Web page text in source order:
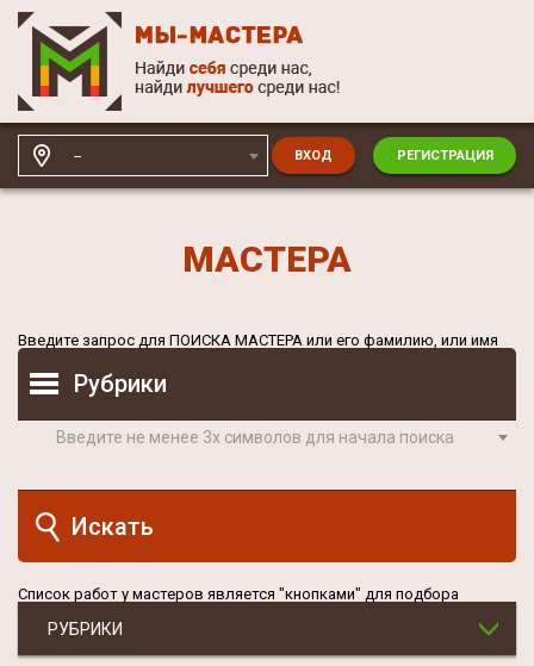
-- ВХОД РЕГИСТРАЦИЯ
МАСТЕРА
Введите запрос для ПОИСКА МАСТЕРА или его фамилию, или имя
Рубрики
Введите не менее 3х символов для начала поиска
Список работ у мастеров является "кнопками" для подбора
РУБРИКИ